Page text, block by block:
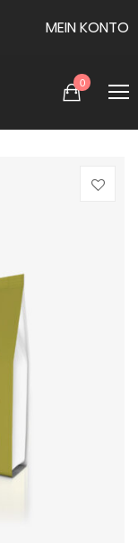
MEIN KONTO
0